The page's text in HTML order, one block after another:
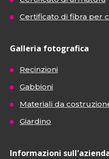
Certificato di fibra per
Galleria fotografica
Recinzioni
Gabbioni
Materiali da
Giardino
Informazioni